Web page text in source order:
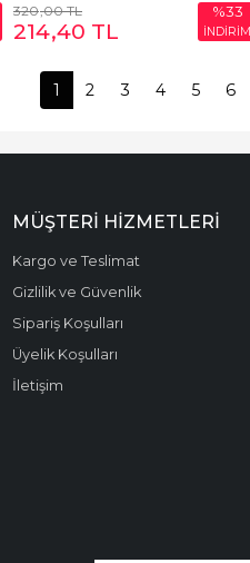
320,00TL
214,40 TL
%33
İNDİRİM
1 2 3 4 5 6
MÜŞTERI HIZMETLERI
Kargo ve Teslimat
Gizlilik ve Güvenlik
Sipariş Koşulları
Üyelik Koşulları
İletişim